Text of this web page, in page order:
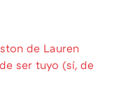
de Lauren
ser tuyo (sí, de